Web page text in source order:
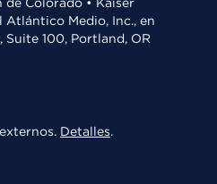
Atlántico Medio, Inc., en
100, Portland, OR
Detalles.